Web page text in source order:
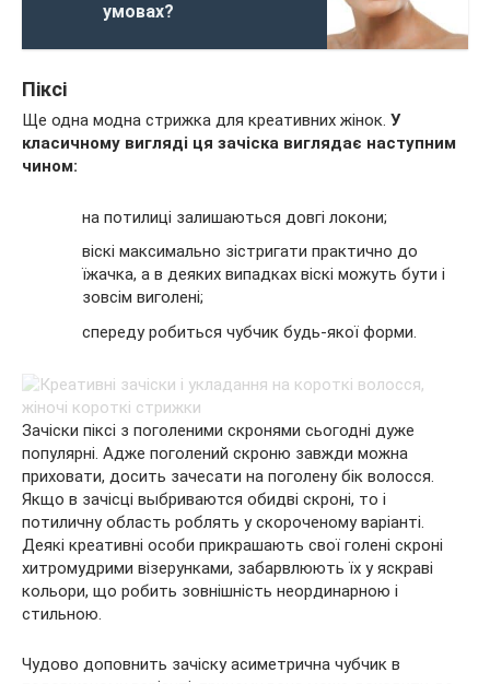
умовах?
Піксі
Ще одна модна стрижка для креативних жінок. У
класичному вигляді ця зачіска виглядає наступним
чином:
на потилиці залишаються довгі локони;
віскі максимально зістригати практично до
їжачка, а в деяких випадках віскі можуть бути і
зовсім виголені;
спереду робиться чубчик будь-якої форми.
Зачіски піксі з поголеними скронями сьогодні дуже
популярні. Адже поголений скроню завжди можна
приховати, досить зачесати на поголену бік волосся.
Якщо в зачісці выбриваются обидві скроні, то і
потиличну область роблять у скороченому варіанті.
Деякі креативні особи прикрашають свої голені скроні
хитромудрими візерунками, забарвлюють їх у яскраві
кольори, що робить зовнішність неординарною і
стильною.
Чудово доповнить зачіску асиметрична чубчик в